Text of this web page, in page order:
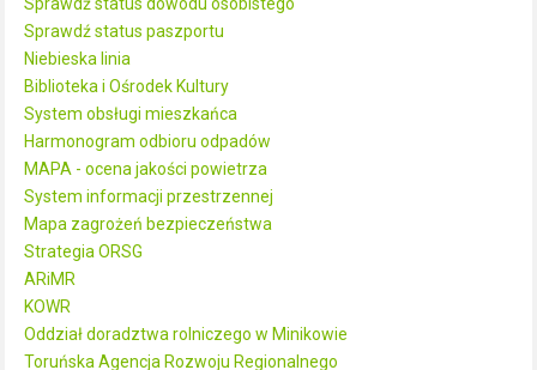
Sprawdź status dowodu osobistego
Sprawdź status paszportu
Niebieska linia
Biblioteka i Ośrodek Kultury
System obsługi mieszkańca
Harmonogram odbioru odpadów
MAPA - ocena jakości powietrza
System informacji przestrzennej
Mapa zagrożeń bezpieczeństwa
Strategia ORSG
ARiMR
KOWR
Oddział doradztwa rolniczego w Minikowie
Toruńska Agencja Rozwoju Regionalnego